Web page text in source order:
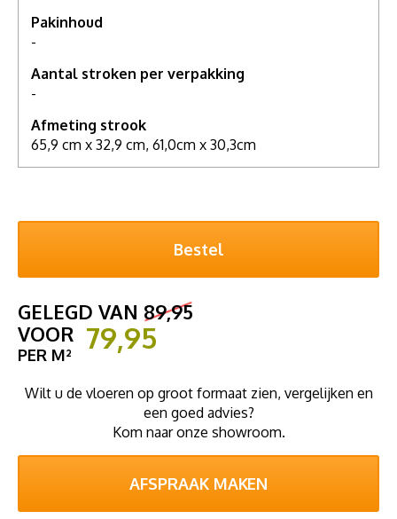
Pakinhoud
-
Aantal stroken per verpakking
-
Afmeting strook
65,9 cm x 32,9 cm, 61,0cm x 30,3cm
GELEGD VAN 89,95
VOOR 79,95
PER M²
Wilt u de vloeren op groot formaat zien, vergelijken en
een goed advies?
Kom naar onze showroom.
AFSPRAAK MAKEN